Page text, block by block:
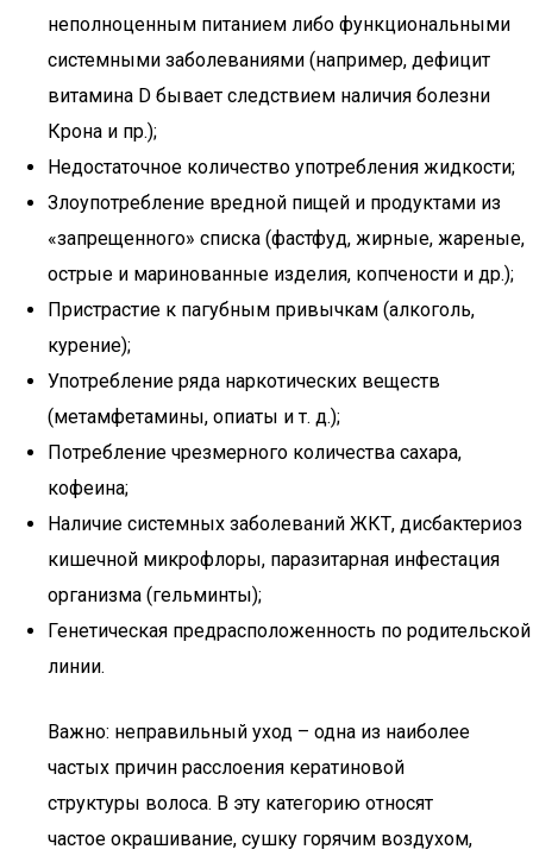
неполноценным питанием либо функциональными
системными заболеваниями (например, дефицит
витамина D бывает следствием наличия болезни
Крона и пр.);
Недостаточное количество употребления жидкости;
Злоупотребление вредной пищей и продуктами из
«запрещенного» списка (фастфуд, жирные, жареные,
острые и маринованные изделия, копчености и др.);
Пристрастие к пагубным привычкам (алкоголь,
курение);
Употребление ряда наркотических веществ
(метамфетамины, опиаты и т. д.);
Потребление чрезмерного количества сахара,
кофеина;
Наличие системных заболеваний ЖКТ, дисбактериоз
кишечной микрофлоры, паразитарная инфестация
организма (гельминты);
Генетическая предрасположенность по родительской
линии.
Важно: неправильный уход – одна из наиболее
частых причин расслоения кератиновой
структуры волоса. В эту категорию относят
частое окрашивание, сушку горячим воздухом,